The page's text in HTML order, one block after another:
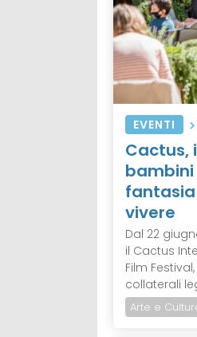
EVENTI
Cactus,
bambini
vivere
Dal 22
il Cactus
Film
collaterali
Arte e